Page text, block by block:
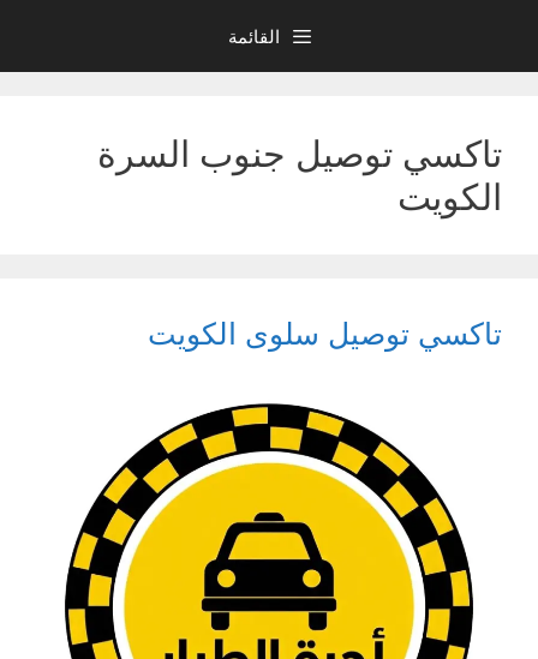
المحتوى
القائمة
تاكسي توصيل جنوب السرة
الكويت
تاكسي توصيل سلوى الكويت